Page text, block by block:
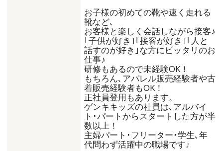
お子様の初めての靴や速く走れる
靴など､
お客様と楽しく会話しながら接客♪
｢子供が好き｣｢接客が好き｣｢人と
話すのが好き｣な方にピッタリのお
仕事♪
研修もあるので未経験OK！
もちろん､アパレル販売経験者や古
着販売経験者もOK！
正社員登用もあります。
ゲンキキッズの社員は､アルバイ
ト･パートからスタートした方が半
数以上！
主婦パート･フリーター･学生､年
代問わず活躍中の職場です♪